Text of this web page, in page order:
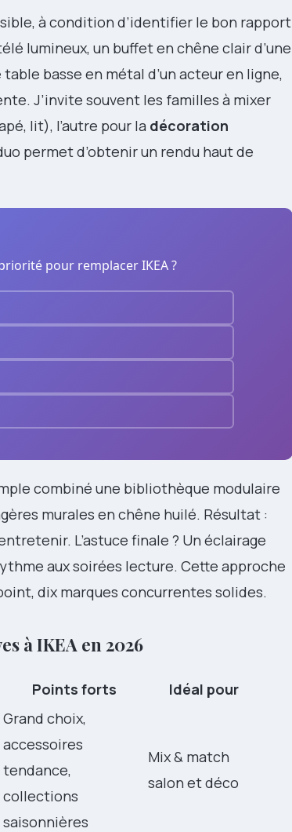
à condition d’identifier le bon rapport
lumineux, un buffet en chêne clair d’une
basse en métal d’un acteur en ligne,
J’invite souvent les familles à mixer
lit), l’autre pour la décoration
permet d’obtenir un rendu haut de
pour remplacer IKEA ?
combiné une bibliothèque modulaire
murales en chêne huilé. Résultat :
L’astuce finale ? Un éclairage
aux soirées lecture. Cette approche
dix marques concurrentes solides.
à IKEA en 2026
Points forts Idéal pour
Grand choix,
accessoires
tendance,
collections
saisonnières
Mix & match
salon et déco